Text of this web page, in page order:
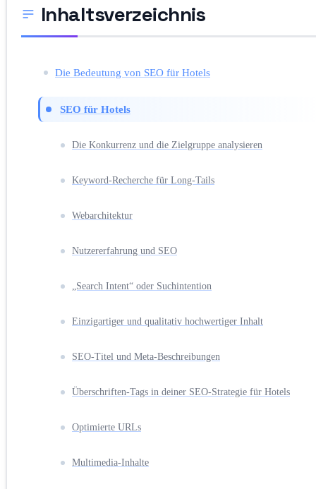
Inhaltsverzeichnis
Die Bedeutung von SEO für Hotels
SEO für Hotels
Die Konkurrenz und die Zielgruppe analysieren
Keyword-Recherche für Long-Tails
Webarchitektur
Nutzererfahrung und SEO
„Search Intent“ oder Suchintention
Einzigartiger und qualitativ hochwertiger Inhalt
SEO-Titel und Meta-Beschreibungen
Überschriften-Tags in deiner SEO-Strategie für Hotels
Optimierte URLs
Multimedia-Inhalte